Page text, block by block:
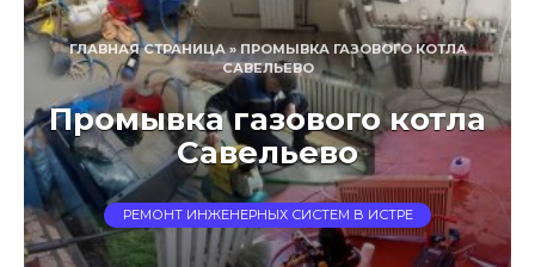
ГЛАВНАЯ СТРАНИЦА»ПРОМЫВКА ГАЗОВОГО КОТЛА
САВЕЛЬЕВО
Промывка газового котла
Савельево
РЕМОНТ ИНЖЕНЕРНЫХ СИСТЕМ В ИСТРЕ